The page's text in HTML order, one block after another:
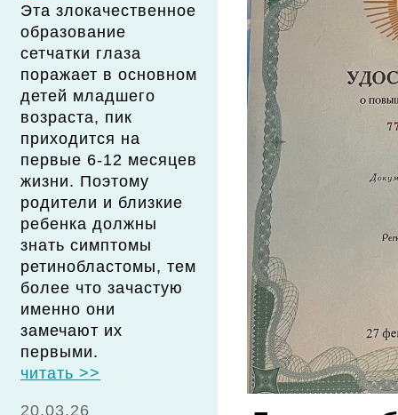
Эта злокачественное
образование
сетчатки глаза
поражает в основном
детей младшего
возраста, пик
приходится на
первые 6-12 месяцев
жизни. Поэтому
родители и близкие
ребенка должны
знать симптомы
ретинобластомы, тем
более что зачастую
именно они
замечают их
первыми.
читать >>
20.03.26